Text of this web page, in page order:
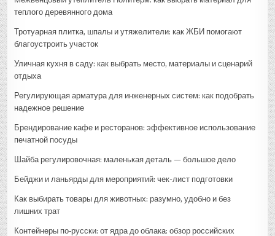
теплого деревянного дома
Тротуарная плитка, шпалы и утяжелители: как ЖБИ помогают
благоустроить участок
Уличная кухня в саду: как выбрать место, материалы и сценарий
отдыха
Регулирующая арматура для инженерных систем: как подобрать
надежное решение
Брендирование кафе и ресторанов: эффективное использование
печатной посуды
Шайба регулировочная: маленькая деталь — большое дело
Бейджи и ланьярды для мероприятий: чек-лист подготовки
Как выбирать товары для животных: разумно, удобно и без
лишних трат
Контейнеры по‑русски: от ядра до облака: обзор российских